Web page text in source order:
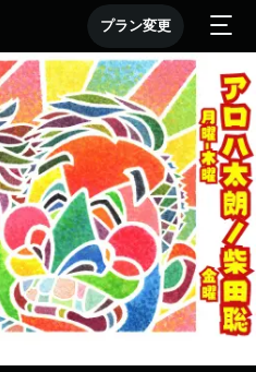
プラン変更